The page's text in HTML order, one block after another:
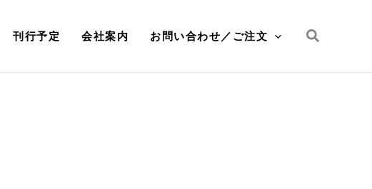
刊行予定 会社案内 お問い合わせ／ご注文
検